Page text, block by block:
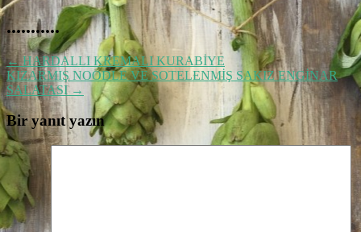
...........
← HARDALLI KREMALI KURABİYE
KIZARMIŞ NOODLE VE SOTELENMİŞ SAKIZ ENGİNAR
SALATASI →
Bir yanıt yazın